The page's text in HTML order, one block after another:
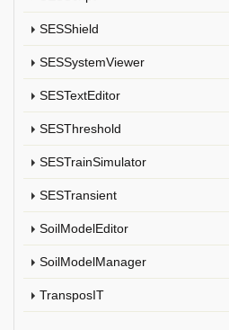
SESShield
SESSystemViewer
SESTextEditor
SESThreshold
SESTrainSimulator
SESTransient
SoilModelEditor
SoilModelManager
TransposIT